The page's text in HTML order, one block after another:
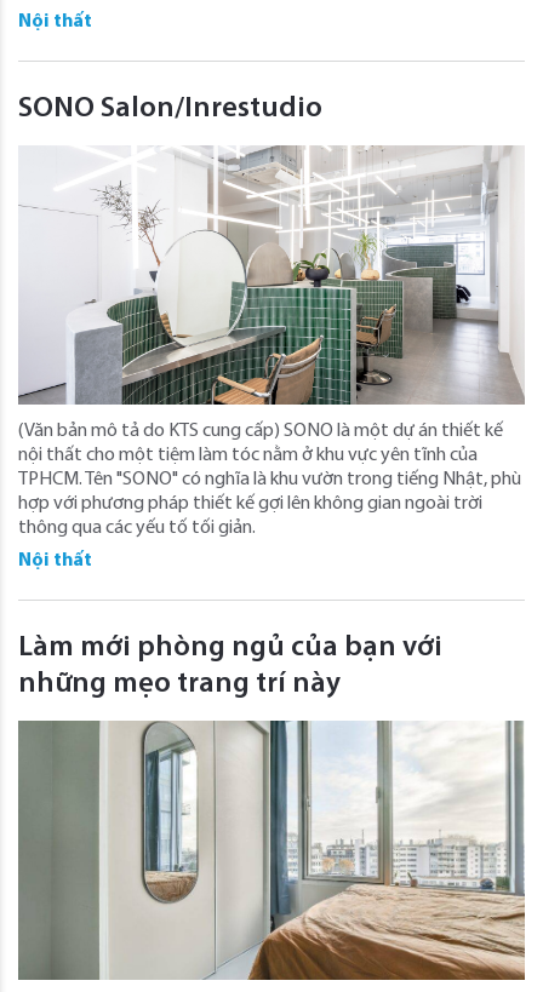
Nội thất
SONO Salon/Inrestudio
(Văn bản mô tả do KTS cung cấp) SONO là một dự án thiết kế
nội thất cho một tiệm làm tóc nằm ở khu vực yên tĩnh của
TPHCM. Tên "SONO" có nghĩa là khu vườn trong tiếng Nhật, phù
hợp với phương pháp thiết kế gợi lên không gian ngoài trời
thông qua các yếu tố tối giản.
Nội thất
Làm mới phòng ngủ của bạn với
những mẹo trang trí này